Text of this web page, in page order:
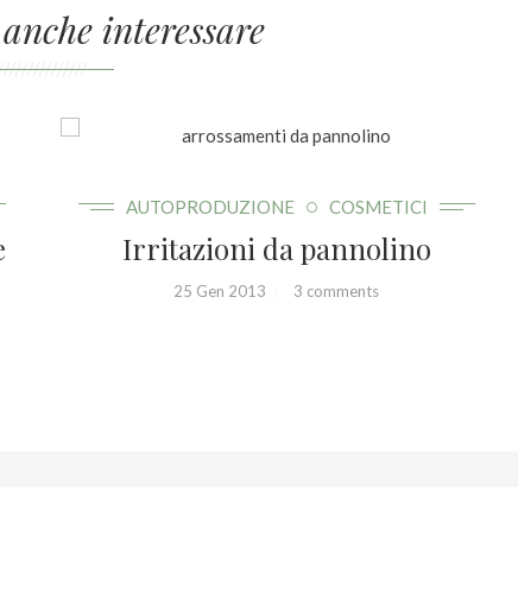
interessare
AUTOPRODUZIONE COSMETICI
Irritazioni da pannolino
25 Gen 2013 3 comments